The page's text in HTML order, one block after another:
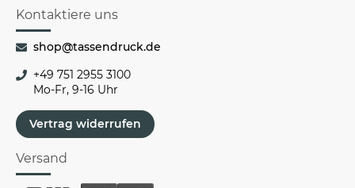
Kontaktiere uns
shop@tassendruck.de
+49 751 2955 3100
Mo-Fr, 9-16 Uhr
Vertrag widerrufen
Versand